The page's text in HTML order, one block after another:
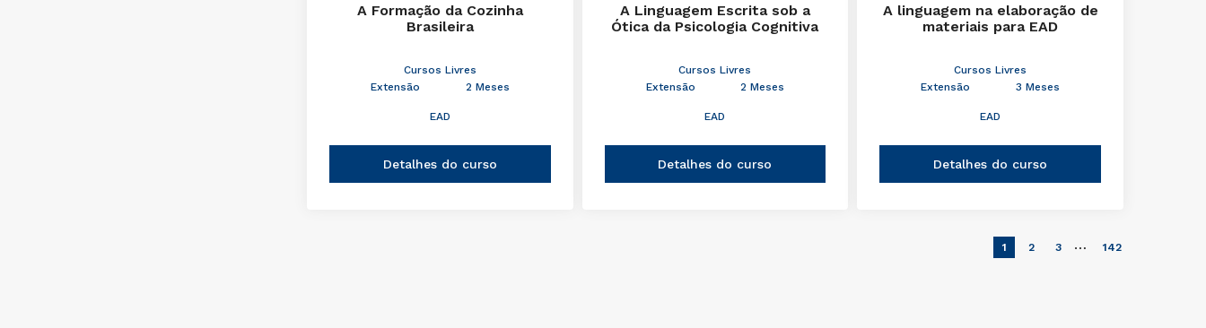
A Formação da Cozinha
Brasileira
Cursos Livres
Extensão
2 Meses
EAD
Detalhes do curso
A Linguagem Escrita sob a
Ótica da Psicologia Cognitiva
Cursos Livres
Extensão
2 Meses
EAD
Detalhes do curso
A linguagem na elaboração de
materiais para EAD
Cursos Livres
Extensão
3 Meses
EAD
Detalhes do curso
1 2 3 … 142